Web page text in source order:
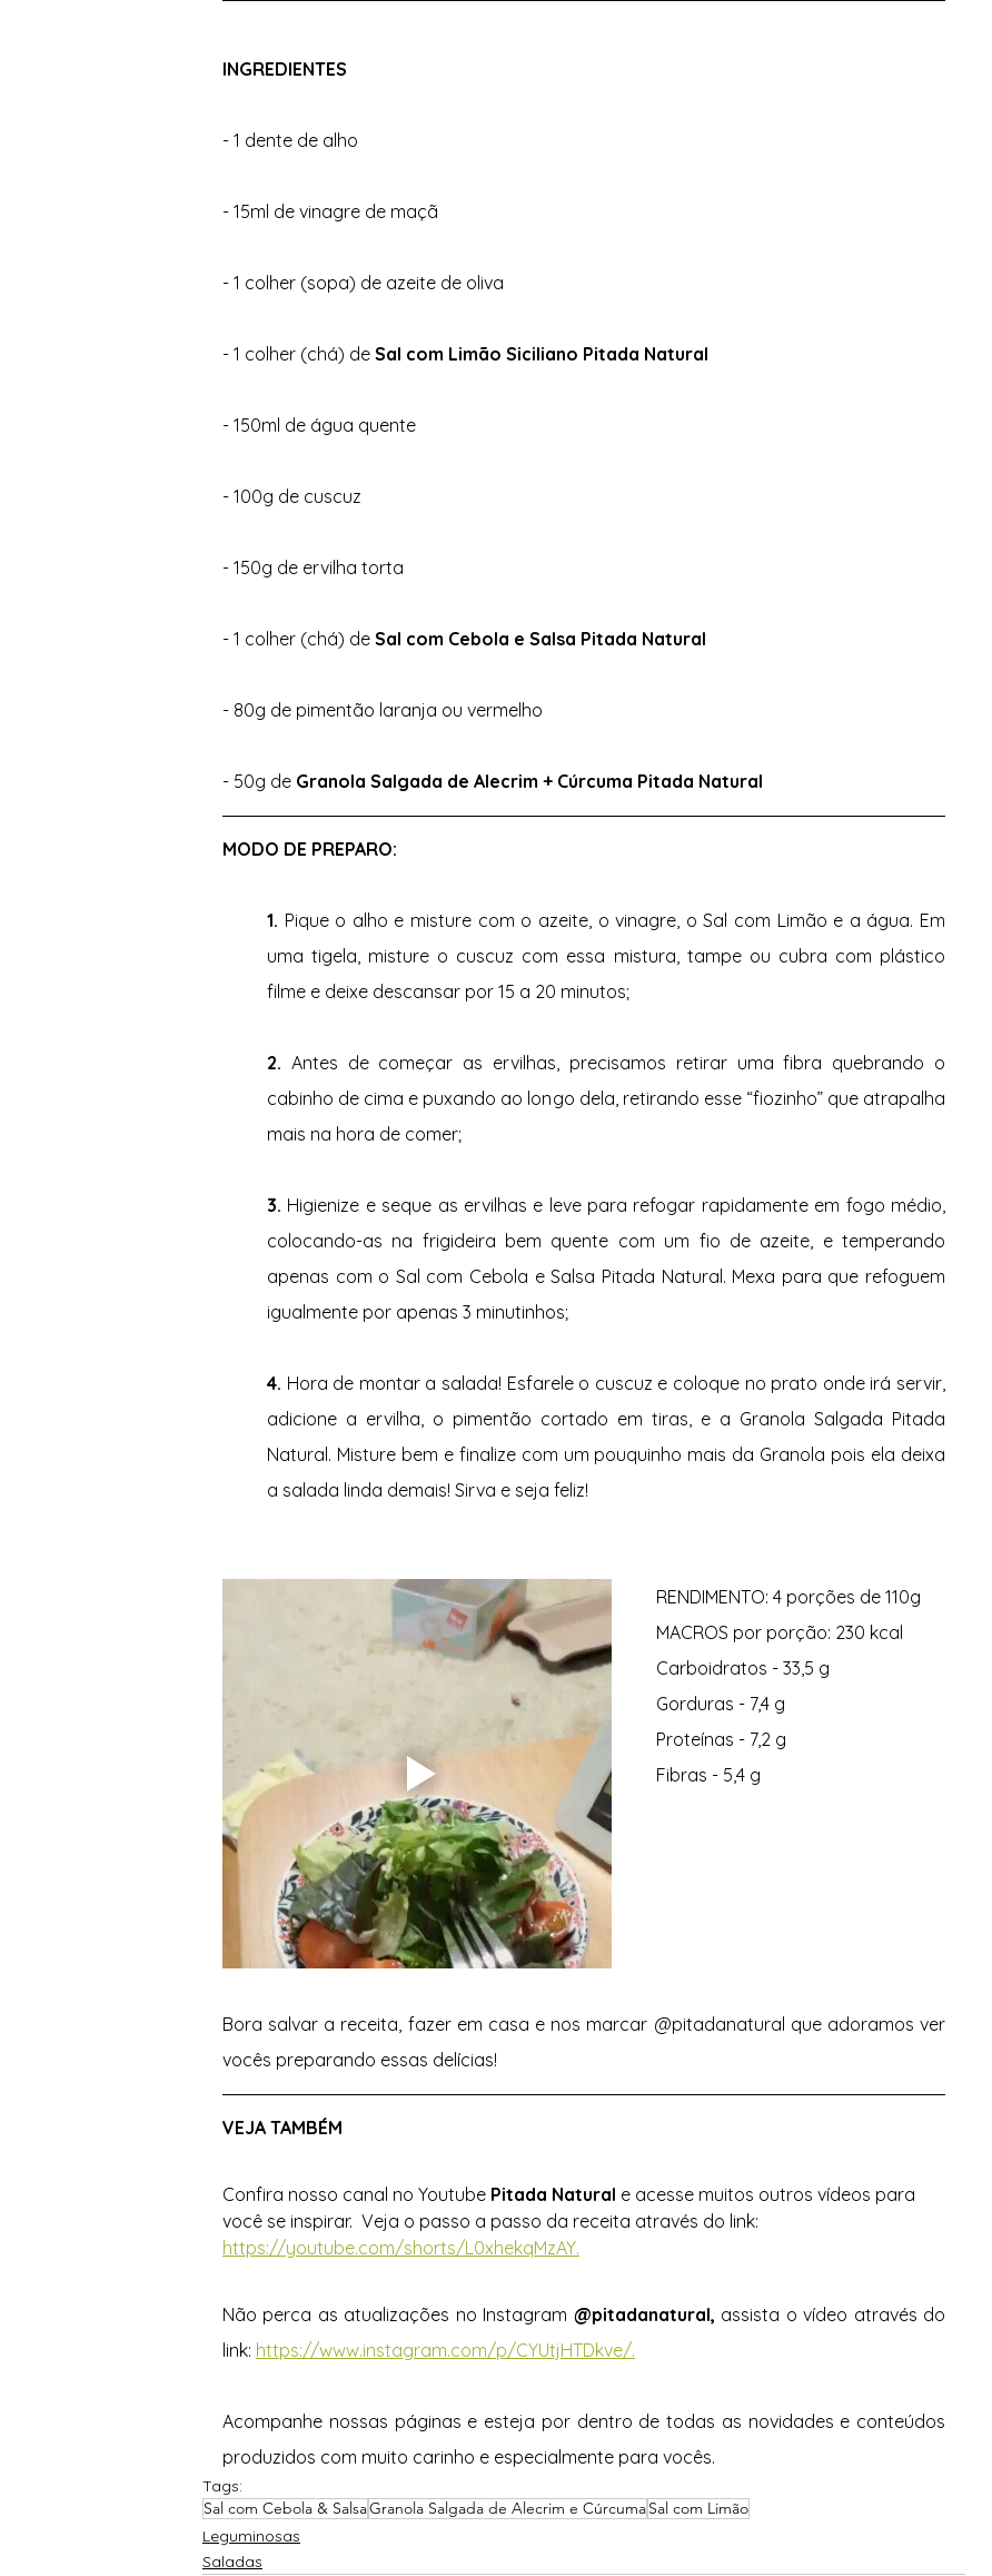
INGREDIENTES
- 1 dente de alho
- 15ml de vinagre de maçã
- 1 colher (sopa) de azeite de oliva
- 1 colher (chá) de Sal com Limão Siciliano Pitada Natural
- 150ml de água quente
- 100g de cuscuz
- 150g de ervilha torta
- 1 colher (chá) de Sal com Cebola e Salsa Pitada Natural
- 80g de pimentão laranja ou vermelho
- 50g de Granola Salgada de Alecrim + Cúrcuma Pitada Natural
MODO DE PREPARO:
1. Pique o alho e misture com o azeite, o vinagre, o Sal com Limão e a água. Em
uma tigela, misture o cuscuz com essa mistura, tampe ou cubra com plástico
filme e deixe descansar por 15 a 20 minutos;
2. Antes de começar as ervilhas, precisamos retirar uma fibra quebrando o
cabinho de cima e puxando ao longo dela, retirando esse “fiozinho” que atrapalha
mais na hora de comer;
3. Higienize e seque as ervilhas e leve para refogar rapidamente em fogo médio,
colocando-as na frigideira bem quente com um fio de azeite, e temperando
apenas com o Sal com Cebola e Salsa Pitada Natural. Mexa para que refoguem
igualmente por apenas 3 minutinhos;
4. Hora de montar a salada! Esfarele o cuscuz e coloque no prato onde irá servir,
adicione a ervilha, o pimentão cortado em tiras, e a Granola Salgada Pitada
Natural. Misture bem e finalize com um pouquinho mais da Granola pois ela deixa
a salada linda demais! Sirva e seja feliz!
RENDIMENTO: 4 porções de 110g
MACROS por porção: 230 kcal
Carboidratos - 33,5 g
Gorduras - 7,4 g
Proteínas - 7,2 g
Fibras - 5,4 g
Bora salvar a receita, fazer em casa e nos marcar @pitadanatural que adoramos ver
vocês preparando essas delícias!
VEJA TAMBÉM
Confira nosso canal no Youtube Pitada Natural e acesse muitos outros vídeos para
você se inspirar.  Veja o passo a passo da receita através do link:
https://youtube.com/shorts/L0xhekqMzAY.
Não perca as atualizações no Instagram @pitadanatural, assista o vídeo através do
link: https://www.instagram.com/p/CYUtjHTDkve/.
Acompanhe nossas páginas e esteja por dentro de todas as novidades e conteúdos
produzidos com muito carinho e especialmente para vocês.
Tags:
Sal com Cebola & SalsaGranola Salgada de Alecrim e CúrcumaSal com Limão
Leguminosas
Saladas